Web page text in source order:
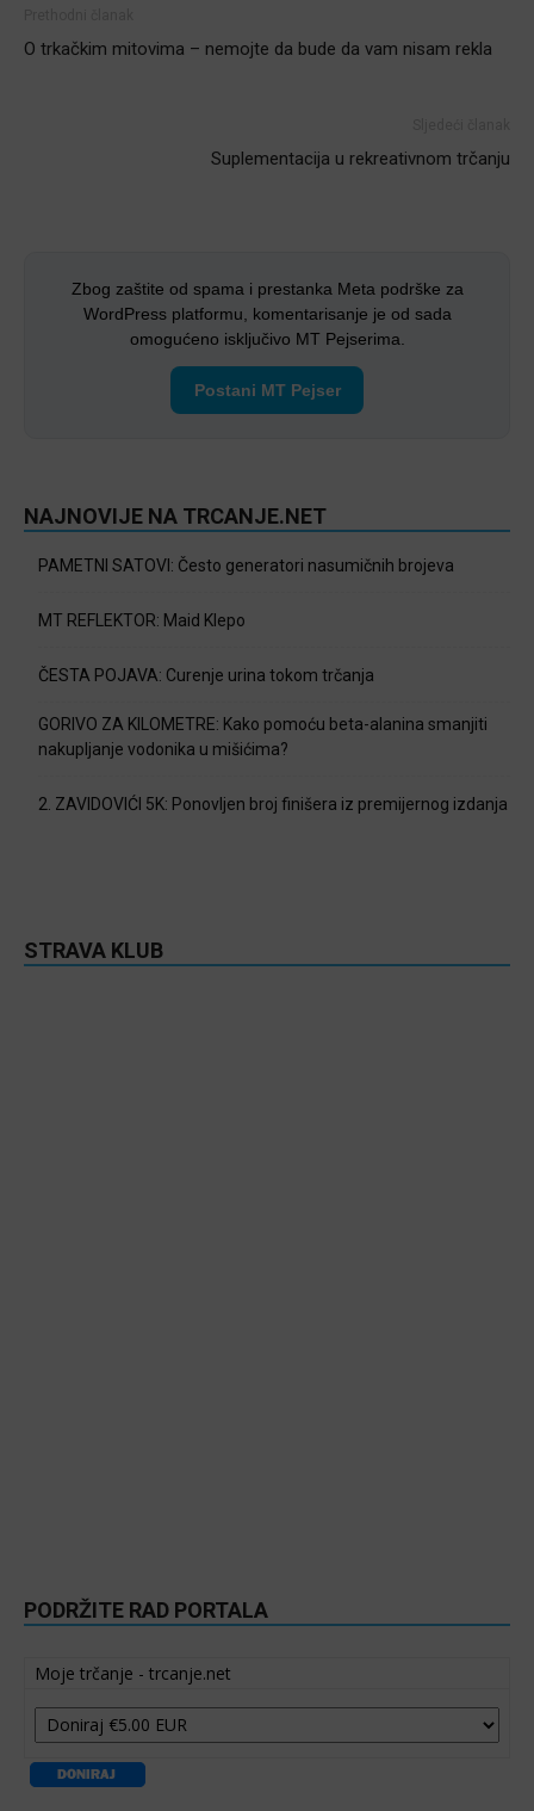
O trkačkim mitovima – nemojte da bude da vam nisam rekla
Suplementacija u rekreativnom trčanju
Zbog zaštite od spama i prestanka Meta podrške za
WordPress platformu, komentarisanje je od sada
omogućeno isključivo MT Pejserima.
Postani MT Pejser
NAJNOVIJE NA TRCANJE.NET
PAMETNI SATOVI: Često generatori nasumičnih brojeva
MT REFLEKTOR: Maid Klepo
ČESTA POJAVA: Curenje urina tokom trčanja
GORIVO ZA KILOMETRE: Kako pomoću beta-alanina smanjiti
nakupljanje vodonika u mišićima?
2. ZAVIDOVIĆI 5K: Ponovljen broj finišera iz premijernog izdanja
STRAVA KLUB
PODRŽITE RAD PORTALA
Moje trčanje - trcanje.net